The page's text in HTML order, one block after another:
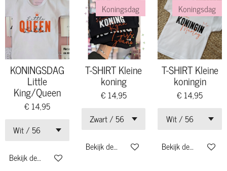
KONINGSDAG
Little
King/Queen
€ 14,95
Bekijk details
Koningsdag
T-SHIRT Kleine
koning
€ 14,95
Bekijk details
Koningsdag
T-SHIRT Kleine
koningin
€ 14,95
Bekijk details